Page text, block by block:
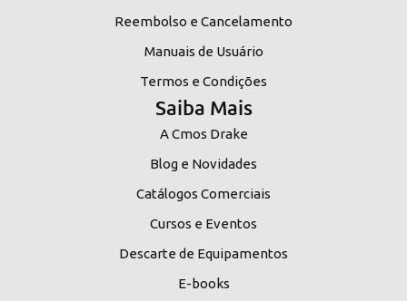
Reembolso e Cancelamento
Manuais de Usuário
Termos e Condições
Saiba Mais
A Cmos Drake
Blog e Novidades
Catálogos Comerciais
Cursos e Eventos
Descarte de Equipamentos
E-books